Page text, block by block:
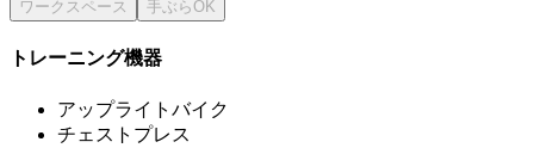
トレーニング機器
アップライトバイク
チェストプレス